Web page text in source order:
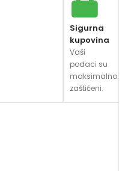
Sigurna
kupovina
Vaši
podaci su
maksimalno
zaštićeni.